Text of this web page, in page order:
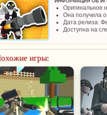
Оригинальное
Она получила
Дата релиза:
Доступна на
игры: